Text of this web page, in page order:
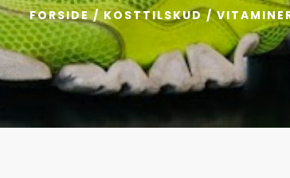
FORSIDE/KOSTTILSKUD/